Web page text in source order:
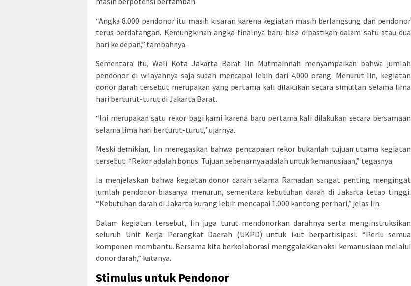
“Angka 8.000 pendonor itu masih kisaran karena kegiatan masih berlangsung dan pendonor
terus berdatangan. Kemungkinan angka finalnya baru bisa dipastikan dalam satu atau dua
hari ke depan,” tambahnya.
Sementara itu, Wali Kota Jakarta Barat Iin Mutmainnah menyampaikan bahwa jumlah
pendonor di wilayahnya saja sudah mencapai lebih dari 4.000 orang. Menurut Iin, kegiatan
donor darah tersebut merupakan yang pertama kali dilakukan secara simultan selama lima
hari berturut-turut di Jakarta Barat.
“Ini merupakan satu rekor bagi kami karena baru pertama kali dilakukan secara bersamaan
selama lima hari berturut-turut,” ujarnya.
Meski demikian, Iin menegaskan bahwa pencapaian rekor bukanlah tujuan utama kegiatan
tersebut. “Rekor adalah bonus. Tujuan sebenarnya adalah untuk kemanusiaan,” tegasnya.
Ia menjelaskan bahwa kegiatan donor darah selama Ramadan sangat penting mengingat
jumlah pendonor biasanya menurun, sementara kebutuhan darah di Jakarta tetap tinggi.
“Kebutuhan darah di Jakarta kurang lebih mencapai 1.000 kantong per hari,” jelas Iin.
Dalam kegiatan tersebut, Iin juga turut mendonorkan darahnya serta menginstruksikan
seluruh Unit Kerja Perangkat Daerah (UKPD) untuk ikut berpartisipasi. “Perlu semua
komponen membantu. Bersama kita berkolaborasi menggalakkan aksi kemanusiaan melalui
donor darah,” katanya.
Stimulus untuk Pendonor